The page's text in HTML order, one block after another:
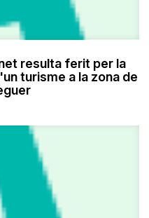
resulta ferit per la
turisme a la zona de